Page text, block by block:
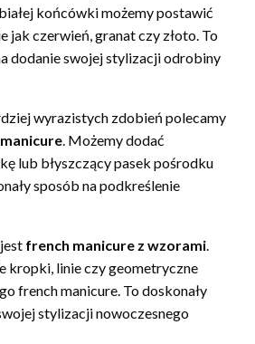
końcówki możemy postawić
jak czerwień, granat czy złoto. To
dodanie swojej stylizacji odrobiny
wyrazistych zdobień polecamy
. Możemy dodać
lub błyszczący pasek pośrodku
sposób na podkreślenie
french manicure z wzorami.
kropki, linie czy geometryczne
french manicure. To doskonały
stylizacji nowoczesnego